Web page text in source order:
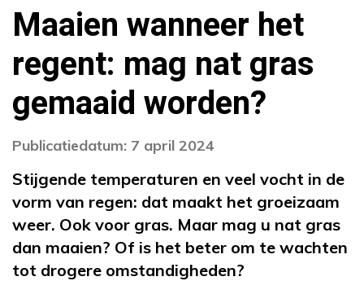
Maaien wanneer het
regent: mag nat gras
gemaaid worden?
Publicatiedatum: 7 april 2024
Stijgende temperaturen en veel vocht in de
vorm van regen: dat maakt het groeizaam
weer. Ook voor gras. Maar mag u nat gras
dan maaien? Of is het beter om te wachten
tot drogere omstandigheden?